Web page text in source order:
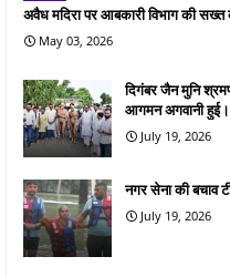
अवैध मदिरा पर आबकारी विभाग की सख्त
May 03, 2026
दिगंबर जैन मुनि
आगमन अगवानी हुई।
July 19, 2026
नगर सेना की बचाव
July 19, 2026